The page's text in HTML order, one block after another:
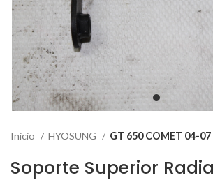
Inicio HYOSUNG GT 650 COMET 04-07
Soporte Superior